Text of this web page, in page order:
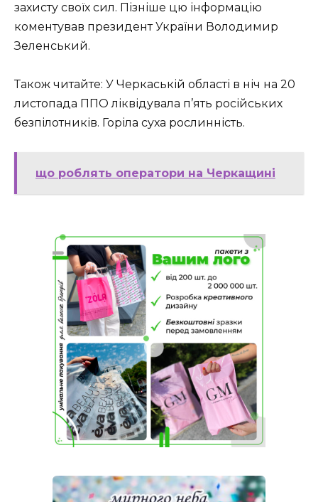
захисту своїх сил. Пізніше цю інформацію
коментував президент України Володимир
Зеленський.
Також читайте: У Черкаській області в ніч на 20
листопада ППО ліквідувала п’ять російських
безпілотників. Горіла суха рослинність.
що роблять оператори на Черкащині